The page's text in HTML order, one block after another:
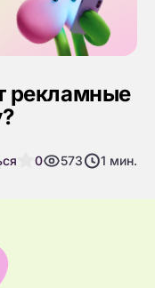
рекламные
0 573 1 мин.